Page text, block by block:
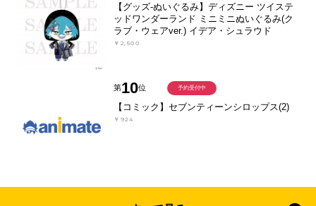
【グッズ-ぬいぐるみ】ディズニー ツイステ
ッドワンダーランド ミニミニぬいぐるみ(ク
ラブ・ウェアver.) イデア・シュラウド
￥2,500
第10位
【コミック】セブンティーンシロップス(2)
￥924
予約受付中